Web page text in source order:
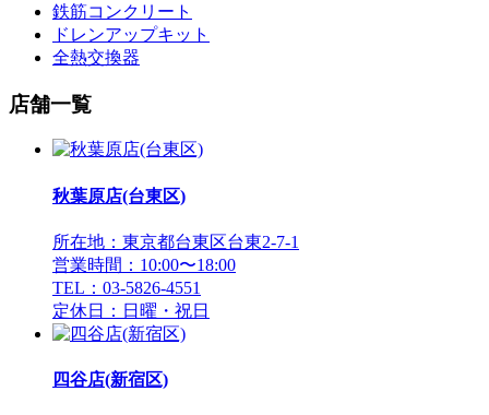
鉄筋コンクリート
ドレンアップキット
全熱交換器
店舗一覧
秋葉原店(台東区)
所在地：東京都台東区台東2-7-1
営業時間：10:00〜18:00
TEL：03-5826-4551
定休日：日曜・祝日
四谷店(新宿区)